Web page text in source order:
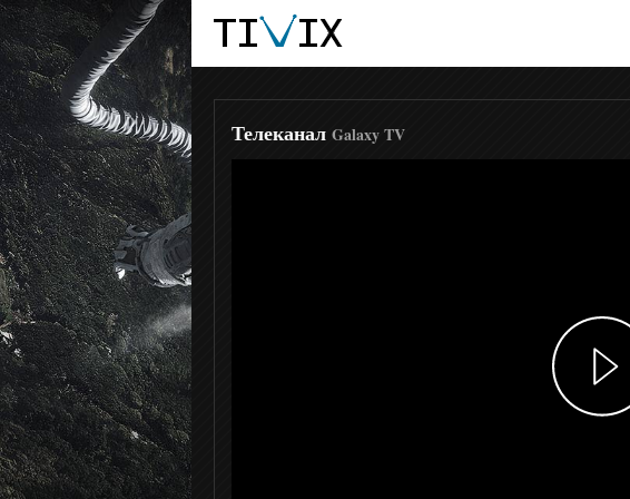
Телеканал Galaxy TV
Моя планета